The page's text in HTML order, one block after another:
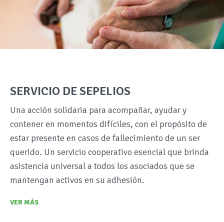
SERVICIO DE SEPELIOS
Una acción solidaria para acompañar, ayudar y
contener en momentos difíciles, con el propósito de
estar presente en casos de fallecimiento de un ser
querido. Un servicio cooperativo esencial que brinda
asistencia universal a todos los asociados que se
mantengan activos en su adhesión.
VER MÁS